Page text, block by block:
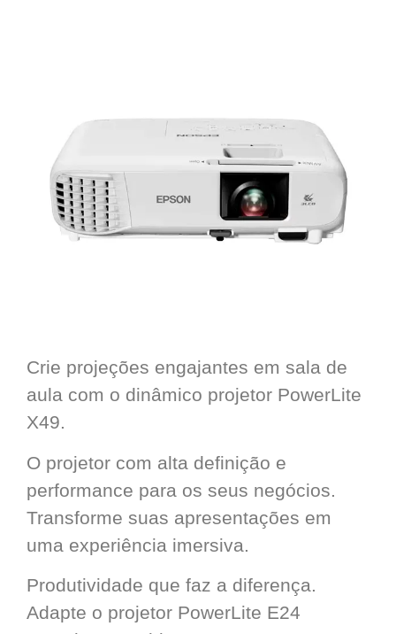
Crie projeções engajantes em sala de
aula com o dinâmico projetor PowerLite
X49.
O projetor com alta definição e
performance para os seus negócios.
Transforme suas apresentações em
uma experiência imersiva.
Produtividade que faz a diferença.
Adapte o projetor PowerLite E24